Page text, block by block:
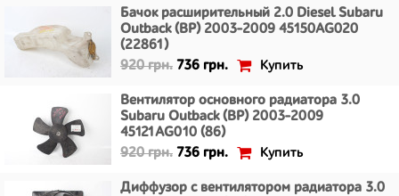
Бачок расширительный 2.0 Diesel Subaru
Outback (BP) 2003-2009 45150AG020
(22861)
920 грн. 736 грн. Купить
Вентилятор основного радиатора 3.0
Subaru Outback (BP) 2003-2009
45121AG010 (86)
920 грн. 736 грн. Купить
Диффузор с вентилятором радиатора 3.0